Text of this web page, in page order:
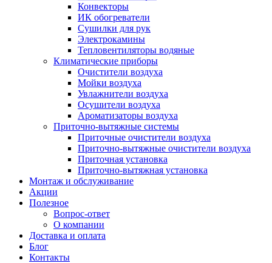
Конвекторы
ИК обогреватели
Сушилки для рук
Электрокамины
Тепловентиляторы водяные
Климатические приборы
Очистители воздуха
Мойки воздуха
Увлажнители воздуха
Осушители воздуха
Ароматизаторы воздуха
Приточно-вытяжные системы
Приточные очистители воздуха
Приточно-вытяжные очистители воздуха
Приточная установка
Приточно-вытяжная установка
Монтаж и обслуживание
Акции
Полезное
Вопрос-ответ
О компании
Доставка и оплата
Блог
Контакты